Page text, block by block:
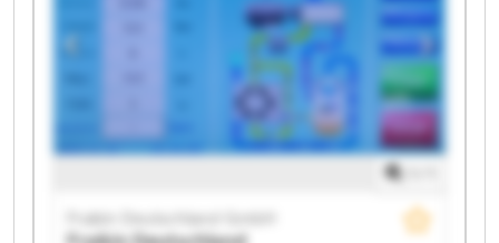
Fraikin Deutschland GmbH Fraikin Deutschland GmbH
Fraikin Deutschland GmbH